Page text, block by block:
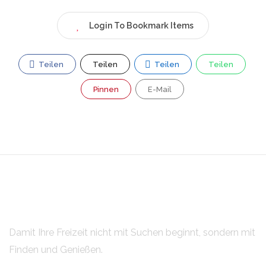
Login To Bookmark Items
Teilen Teilen Teilen Teilen
Pinnen E-Mail
Damit Ihre Freizeit nicht mit Suchen beginnt, sondern mit
Finden und Genießen.